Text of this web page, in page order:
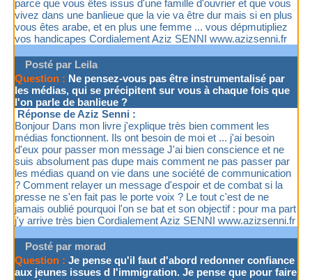
parce que vous êtes issus d'une famille d'ouvrier et que vous
vivez dans une banlieue que la vie va être dur mais si en plus
vous êtes arabe, et en plus une femme ... vous dépmutipliez
vos handicapes Cordialement Aziz SENNI www.azizsenni.fr
Posté par Leila
Question : Ne pensez-vous pas être instrumentalisé par
les médias, qui se précipitent sur vous à chaque fois que
l'on parle de banlieue ?
Réponse de Aziz Senni :
Bonjour Dans mon livre j'explique très bien comment les
médias fonctionnent. Ils ont besoin de moi et ... j'ai besoin
d'eux pour passer mon message J'ai bien conscience et ne
suis absolument pas dupe mais comment ne pas passer par
les médias quand on vie dans une société de communication
? Comment relayer un message d'espoir et de combat si la
presse ne s'en fait pas le porte voix ? Le tout c'est de ne
jamais oublié pourquoi l'on se bat et son objectif : pour ma part
j'y arrive très bien Cordialement Aziz SENNI www.azizsenni.fr
Posté par morad
Question : Je pense qu'il faut d'abord redonner confiance
aux jeunes issues d l'immigration. Je pense que pour faire